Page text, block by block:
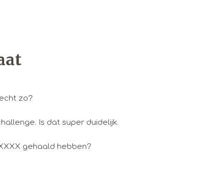
zo?
Is dat super duidelijk.
gehaald hebben?